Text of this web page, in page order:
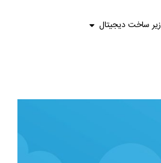
زیر ساخت دیجیتال